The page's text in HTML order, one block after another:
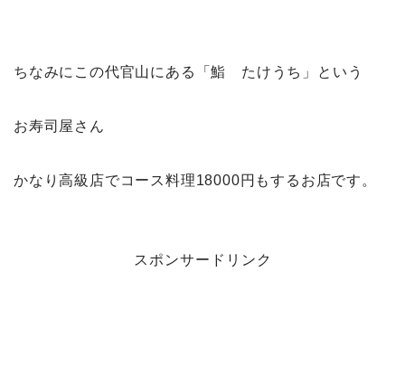
ちなみにこの代官山にある「鮨 たけうち」という
お寿司屋さん
かなり高級店でコース料理18000円もするお店です。
スポンサードリンク